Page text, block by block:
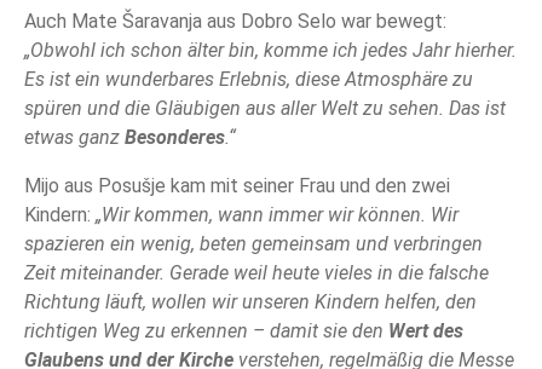
Auch Mate Šaravanja aus Dobro Selo war bewegt:
„Obwohl ich schon älter bin, komme ich jedes Jahr hierher.
Es ist ein wunderbares Erlebnis, diese Atmosphäre zu
spüren und die Gläubigen aus aller Welt zu sehen. Das ist
etwas ganz Besonderes.“
Mijo aus Posušje kam mit seiner Frau und den zwei
Kindern: „Wir kommen, wann immer wir können. Wir
spazieren ein wenig, beten gemeinsam und verbringen
Zeit miteinander. Gerade weil heute vieles in die falsche
Richtung läuft, wollen wir unseren Kindern helfen, den
richtigen Weg zu erkennen – damit sie den Wert des
Glaubens und der Kirche verstehen, regelmäßig die Messe